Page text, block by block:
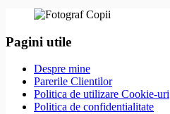
Pagini utile
Despre mine
Parerile Clientilor
Politica de utilizare Cookie-uri
Politica de confidentialitate